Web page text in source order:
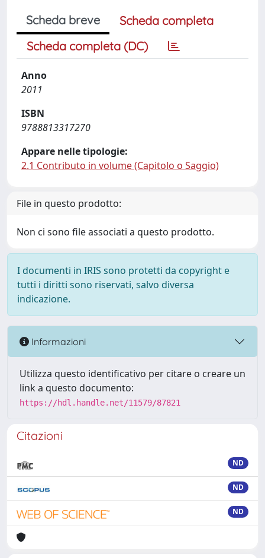
Scheda breve
Scheda completa
Scheda completa (DC)
Anno
2011
ISBN
9788813317270
Appare nelle tipologie:
2.1 Contributo in volume (Capitolo o Saggio)
File in questo prodotto:
Non ci sono file associati a questo prodotto.
I documenti in IRIS sono protetti da copyright e
tutti i diritti sono riservati, salvo diversa
indicazione.
Informazioni
Utilizza questo identificativo per citare o creare un
link a questo documento:
https://hdl.handle.net/11579/87821
Citazioni
ND
ND
ND